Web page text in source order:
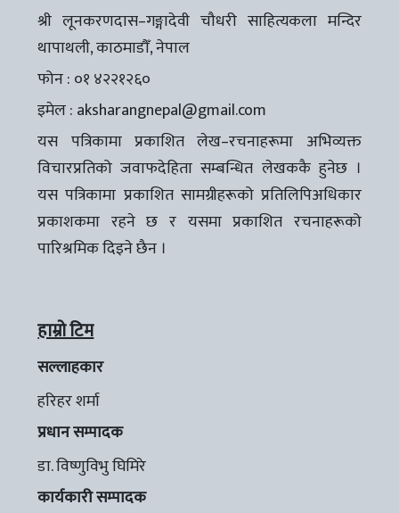
श्री लूनकरणदास–गङ्गादेवी चौधरी साहित्यकला मन्दिर
थापाथली, काठमाडौँ, नेपाल
फोन : ०१ ४२२१२६०
इमेल : aksharangnepal@gmail.com
यस पत्रिकामा प्रकाशित लेख–रचनाहरूमा अभिव्यक्त
विचारप्रतिको जवाफदेहिता सम्बन्धित लेखककै हुनेछ ।
यस पत्रिकामा प्रकाशित सामग्रीहरूको प्रतिलिपिअधिकार
प्रकाशकमा रहने छ र यसमा प्रकाशित रचनाहरूको
पारिश्रमिक दिइने छैन ।
हाम्रो टिम
सल्लाहकार
हरिहर शर्मा
प्रधान सम्पादक
डा. विष्णुविभु घिमिरे
कार्यकारी सम्पादक